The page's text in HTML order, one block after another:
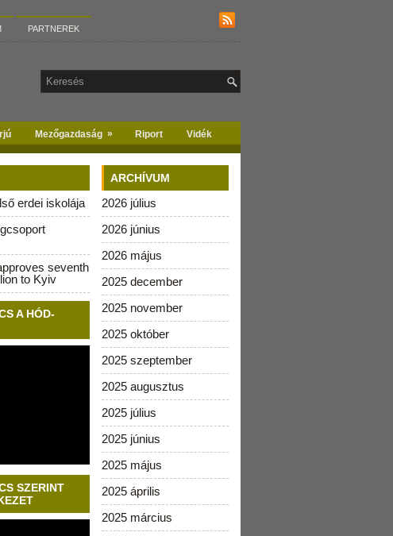
PARTNEREK
Mezőgazdaság » Riport Vidék
erdei iskolája
seventh
to Kyiv
A HÓD-
SZERINT
ARCHÍVUM
2026 július
2026 június
2026 május
2025 december
2025 november
2025 október
2025 szeptember
2025 augusztus
2025 július
2025 június
2025 május
2025 április
2025 március